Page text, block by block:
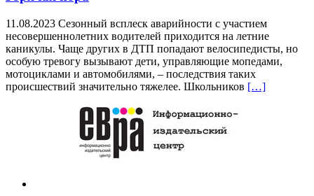
11.08.2023 Сезонный всплеск аварийности с участием
несовершеннолетних водителей приходится на летние
каникулы. Чаще других в ДТП попадают велосипедисты, но
особую тревогу вызывают дети, управляющие мопедами,
мотоциклами и автомобилями, – последствия таких
происшествий значительно тяжелее. Школьников […]